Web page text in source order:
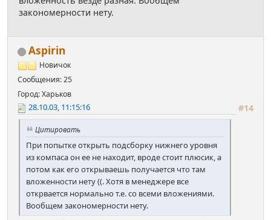
закономерности нету.
Aspirin
Новичок
Сообщения: 25
Город: Харьков
#14
28.10.03, 11:15:16
Цитировать
При попытке открыть подсборку нижнего уровня
из компаса он ее не находит, вроде стоит плюсик, а
потом как его открываешь получается что там
вложенности нету ((. Хотя в менеджере все
открвается нормально т.е. со всеми вложениями.
Вообщем закономерности нету.